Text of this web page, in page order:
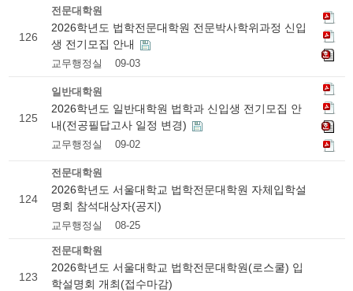
126
전문대학원
2026학년도 법학전문대학원 전문박사학위과정 신입
생 전기모집 안내
교무행정실 09-03
125
일반대학원
2026학년도 일반대학원 법학과 신입생 전기모집 안
내(전공필답고사 일정 변경)
교무행정실 09-02
124
전문대학원
2026학년도 서울대학교 법학전문대학원 자체입학설
명회 참석대상자(공지)
교무행정실 08-25
123
전문대학원
2026학년도 서울대학교 법학전문대학원(로스쿨) 입
학설명회 개최(접수마감)